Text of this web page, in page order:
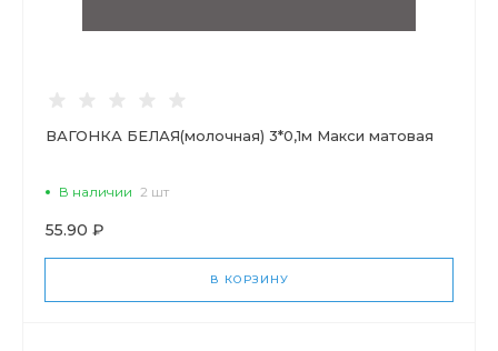
ВАГОНКА БЕЛАЯ(молочная) 3*0,1м Макси матовая
В наличии 2 шт
55.90 ₽
В КОРЗИНУ